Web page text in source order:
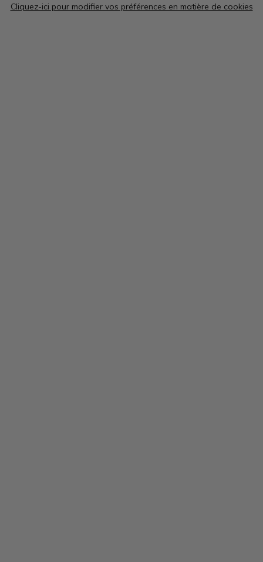
Cliquez-ici pour modifier vos préférences en matière de cookies